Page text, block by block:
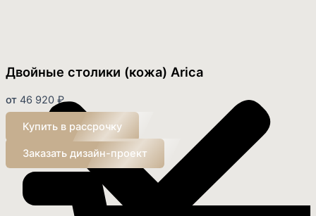
Двойные столики (кожа) Arica
от 46 920 ₽
Купить в рассрочку
Заказать дизайн-проект